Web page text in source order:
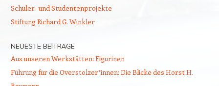
Schüler- und Studentenprojekte
Stiftung Richard G. Winkler
NEUESTE BEITRÄGE
Aus unseren Werkstätten: Figurinen
Führung für die Overstolzer*innen: Die Blicke des Horst H.